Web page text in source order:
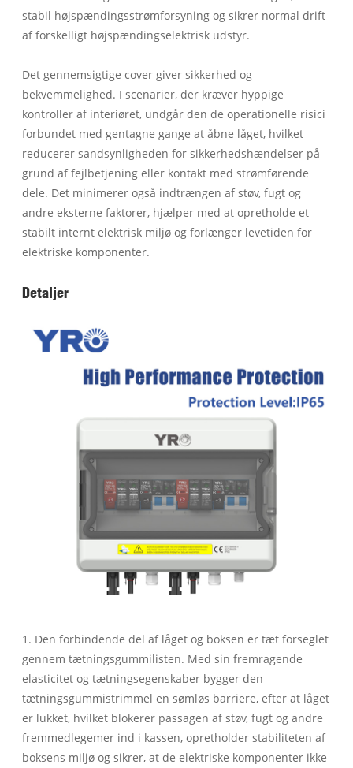
stabil højspændingsstrømforsyning og sikrer normal drift
af forskelligt højspændingselektrisk udstyr.
Det gennemsigtige cover giver sikkerhed og
bekvemmelighed. I scenarier, der kræver hyppige
kontroller af interiøret, undgår den de operationelle risici
forbundet med gentagne gange at åbne låget, hvilket
reducerer sandsynligheden for sikkerhedshændelser på
grund af fejlbetjening eller kontakt med strømførende
dele. Det minimerer også indtrængen af ​​støv, fugt og
andre eksterne faktorer, hjælper med at opretholde et
stabilt internt elektrisk miljø og forlænger levetiden for
elektriske komponenter.
Detaljer
1. Den forbindende del af låget og boksen er tæt forseglet
gennem tætningsgummilisten. Med sin fremragende
elasticitet og tætningsegenskaber bygger den
tætningsgummistrimmel en sømløs barriere, efter at låget
er lukket, hvilket blokerer passagen af ​​støv, fugt og andre
fremmedlegemer ind i kassen, opretholder stabiliteten af ​​
boksens miljø og sikrer, at de elektriske komponenter ikke